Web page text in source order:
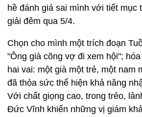
hề đánh giá sai mình với tiết mục
giải đêm qua 5/4.
Chọn cho mình một trích đoạn
"Ông già cõng vợ đi xem hội";
hai vai: một già một trẻ, một nam
đã thỏa sức thể hiện khả năng
Với chất giọng cao, trong trẻo,
Đức Vĩnh khiến những vị giám